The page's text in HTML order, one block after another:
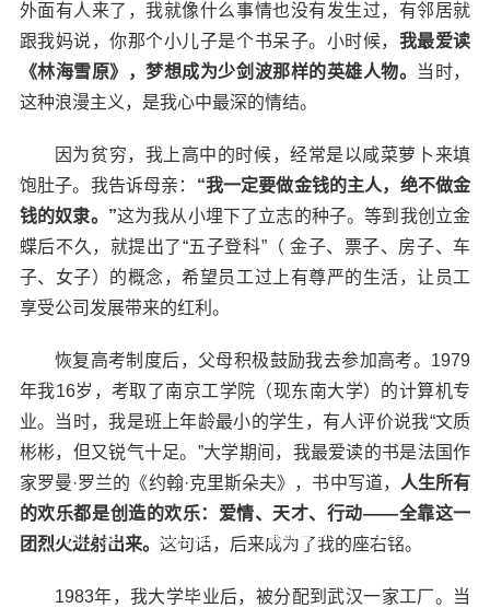
外面有人来了，我就像什么事情也没有发生过，有邻居就
跟我妈说，你那个小儿子是个书呆子。小时候， 我最爱读
《林海雪原》，梦想成为少剑波那样的英雄人物。
当时，
这种浪漫主义，是我心中最深的情结。
因为贫穷，我上高中的时候，经常是以咸菜萝卜来填
饱肚子。我告诉母亲： “我一定要做金钱的主人，绝不做金
钱的奴隶。”这为我从小埋下了立志的种子。等到我创立金
蝶后不久，就提出了“五子登科”（ 金子、票子、房子、车
子、女子）的概念，希望员工过上有尊严的生活，让员工
享受公司发展带来的红利。
恢复高考制度后，父母积极鼓励我去参加高考。1979
年我16岁，考取了南京工学院（现东南大学）的计算机专
业。当时，我是班上年龄最小的学生，有人评价说我“文质
彬彬，但又锐气十足。”大学期间，我最爱读的书是法国作
家罗曼·罗兰的《约翰·克里斯朵夫》，书中写道，
人生所有
的欢乐都是创造的欢乐：爱情、天才、行动——全靠这一
团烈火迸射出来。 这句话，后来成为了我的座右铭。
1983年，我大学毕业后，被分配到武汉一家工厂。当
价格咨询 联系我们
咨询热线：020-8558 8155
行业方案 成功案例 最新资讯
关于我们